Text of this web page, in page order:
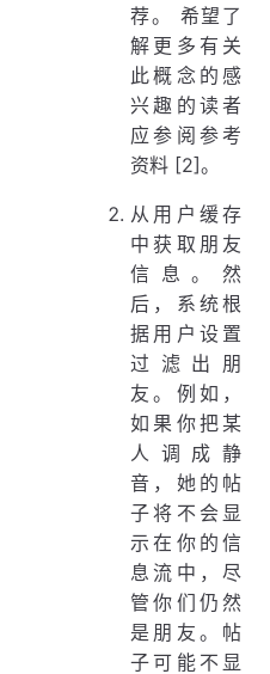
荐。 希望了
解更多有关
此概念的感
兴趣的读者
应参阅参考
资料 [2]。
从用户缓存
中获取朋友
信息。然
后，系统根
据用户设置
过滤出朋
友。例如，
如果你把某
人调成静
音，她的帖
子将不会显
示在你的信
息流中，尽
管你们仍然
是朋友。帖
子可能不显